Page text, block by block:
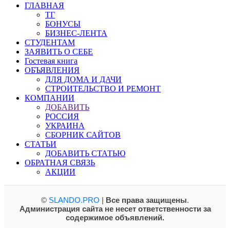
ГЛАВНАЯ
ТГ
БОНУСЫ
БИЗНЕС-ЛЕНТА
СТУДЕНТАМ
ЗАЯВИТЬ О СЕБЕ
Гостевая книга
ОБЪЯВЛЕНИЯ
ДЛЯ ДОМА И ДАЧИ
СТРОИТЕЛЬСТВО И РЕМОНТ
КОМПАНИИ
ДОБАВИТЬ
РОССИЯ
УКРАИНА
СБОРНИК САЙТОВ
СТАТЬИ
ДОБАВИТЬ СТАТЬЮ
ОБРАТНАЯ СВЯЗЬ
АКЦИИ
© SLANDO.PRO | Все права защищены.
Администрация сайта не несет ответственности за
содержимое объявлений.